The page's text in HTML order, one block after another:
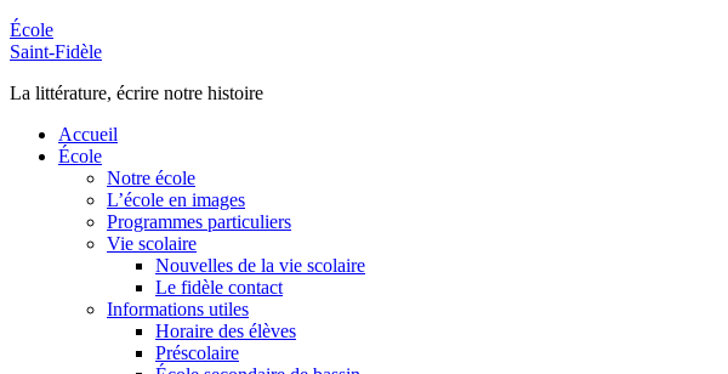
École
Saint-Fidèle
La littérature, écrire notre histoire
Accueil
École
Notre école
L’école en images
Programmes particuliers
Vie scolaire
Nouvelles de la vie scolaire
Le fidèle contact
Informations utiles
Horaire des élèves
Préscolaire